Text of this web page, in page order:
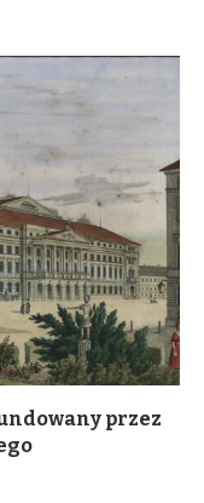
przez